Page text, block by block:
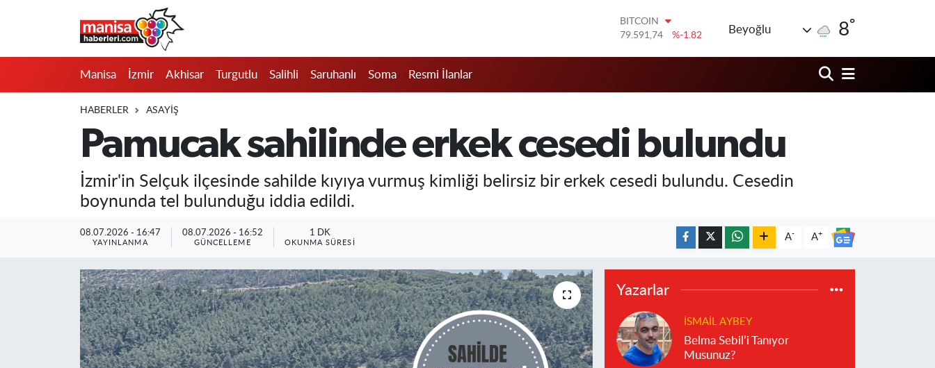
DOLAR
45,43620
%0.02
61,60380
%0.18
BİST100
14.598,00
%0
Beyoğlu 8°
Manisa İzmir Akhisar Turgutlu Salihli Saruhanlı Soma Resmi İlanlar
HABERLER ASAYIŞ
Pamucak sahilinde erkek cesedi bulundu
İzmir'in Selçuk ilçesinde sahilde kıyıya vurmuş kimliği belirsiz bir erkek cesedi bulundu. Cesedin
boynunda tel bulunduğu iddia edildi.
08.07.2026 - 16:47
YAYINLANMA
08.07.2026 - 16:52
GÜNCELLEME
1 DK
OKUNMA SÜRESI
A- A+
Yazarlar
İSMAIL AYBEY
Belma Sebil’i Tanıyor
Musunuz?
Saruhanlı
Resmi İlanlar
Manisa Nöbetçi Eczaneler
Manisa Trafik Yoğunluk Haritası
Süper Lig Puan Durumu ve Fikstür
Tüm Manşetler
Haber Arşivi